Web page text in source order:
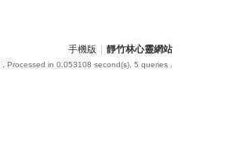
手機版 靜竹林心靈網站
, Processed in 0.053108 second(s), 5 queries .